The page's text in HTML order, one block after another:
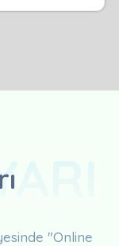
"Online